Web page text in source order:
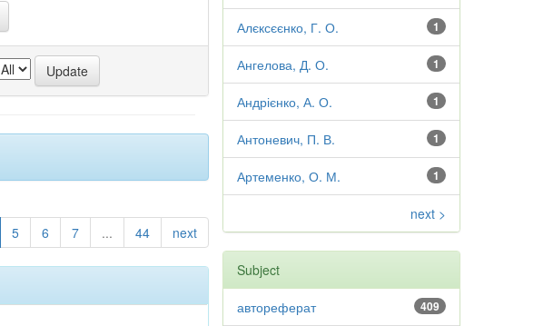
5 6 7 ... 44 next
1
Алєксєєнко, Г. О.
1
Ангелова, Д. О.
1
Андрієнко, А. О.
1
Антоневич, П. В.
1
Артеменко, О. М.
next >
Subject
409
автореферат